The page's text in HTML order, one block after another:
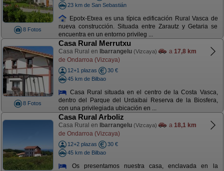
8 Fotos
23 km de San Sebastián
Epotx-Etxea es una típica edificación Rural Vasca de
nueva construcción. Situada entre Zarautz y Getaria se
encuentra en un entorno privileg ...
8 Fotos
Casa Rural Merrutxu
Casa Rural en Ibarrangelu (Vizcaya) a 17,8 km
de Ondarroa (Vizcaya)
12+1 plazas
30 €
45 km de Bilbao
Casa Rural situada en el centro de la Costa Vasca,
dentro del Parque del Urdaibai Reserva de la Biosfera,
con una privilegiada ubicación en ...
Casa Rural Arboliz
Casa Rural en Ibarrangelu (Vizcaya) a 18,1 km
de Ondarroa (Vizcaya)
12+2 plazas
30 €
45 km de Bilbao
Os presentamos nuestra casa, enclavada en la